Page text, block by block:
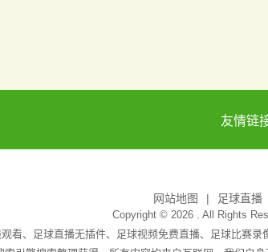
友情链
网站地图 足球直播
Copyright © 2026 . All Rights
看、足球直播无插件、足球视频免费直播、足球比赛